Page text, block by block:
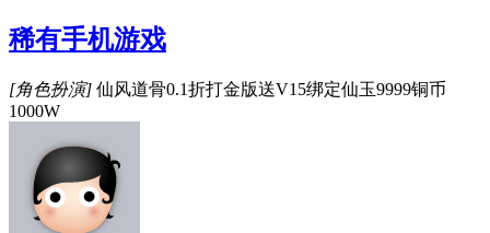
稀有手机游戏
[角色扮演] 仙风道骨0.1折打金版送V15绑定仙玉9999铜币
1000W